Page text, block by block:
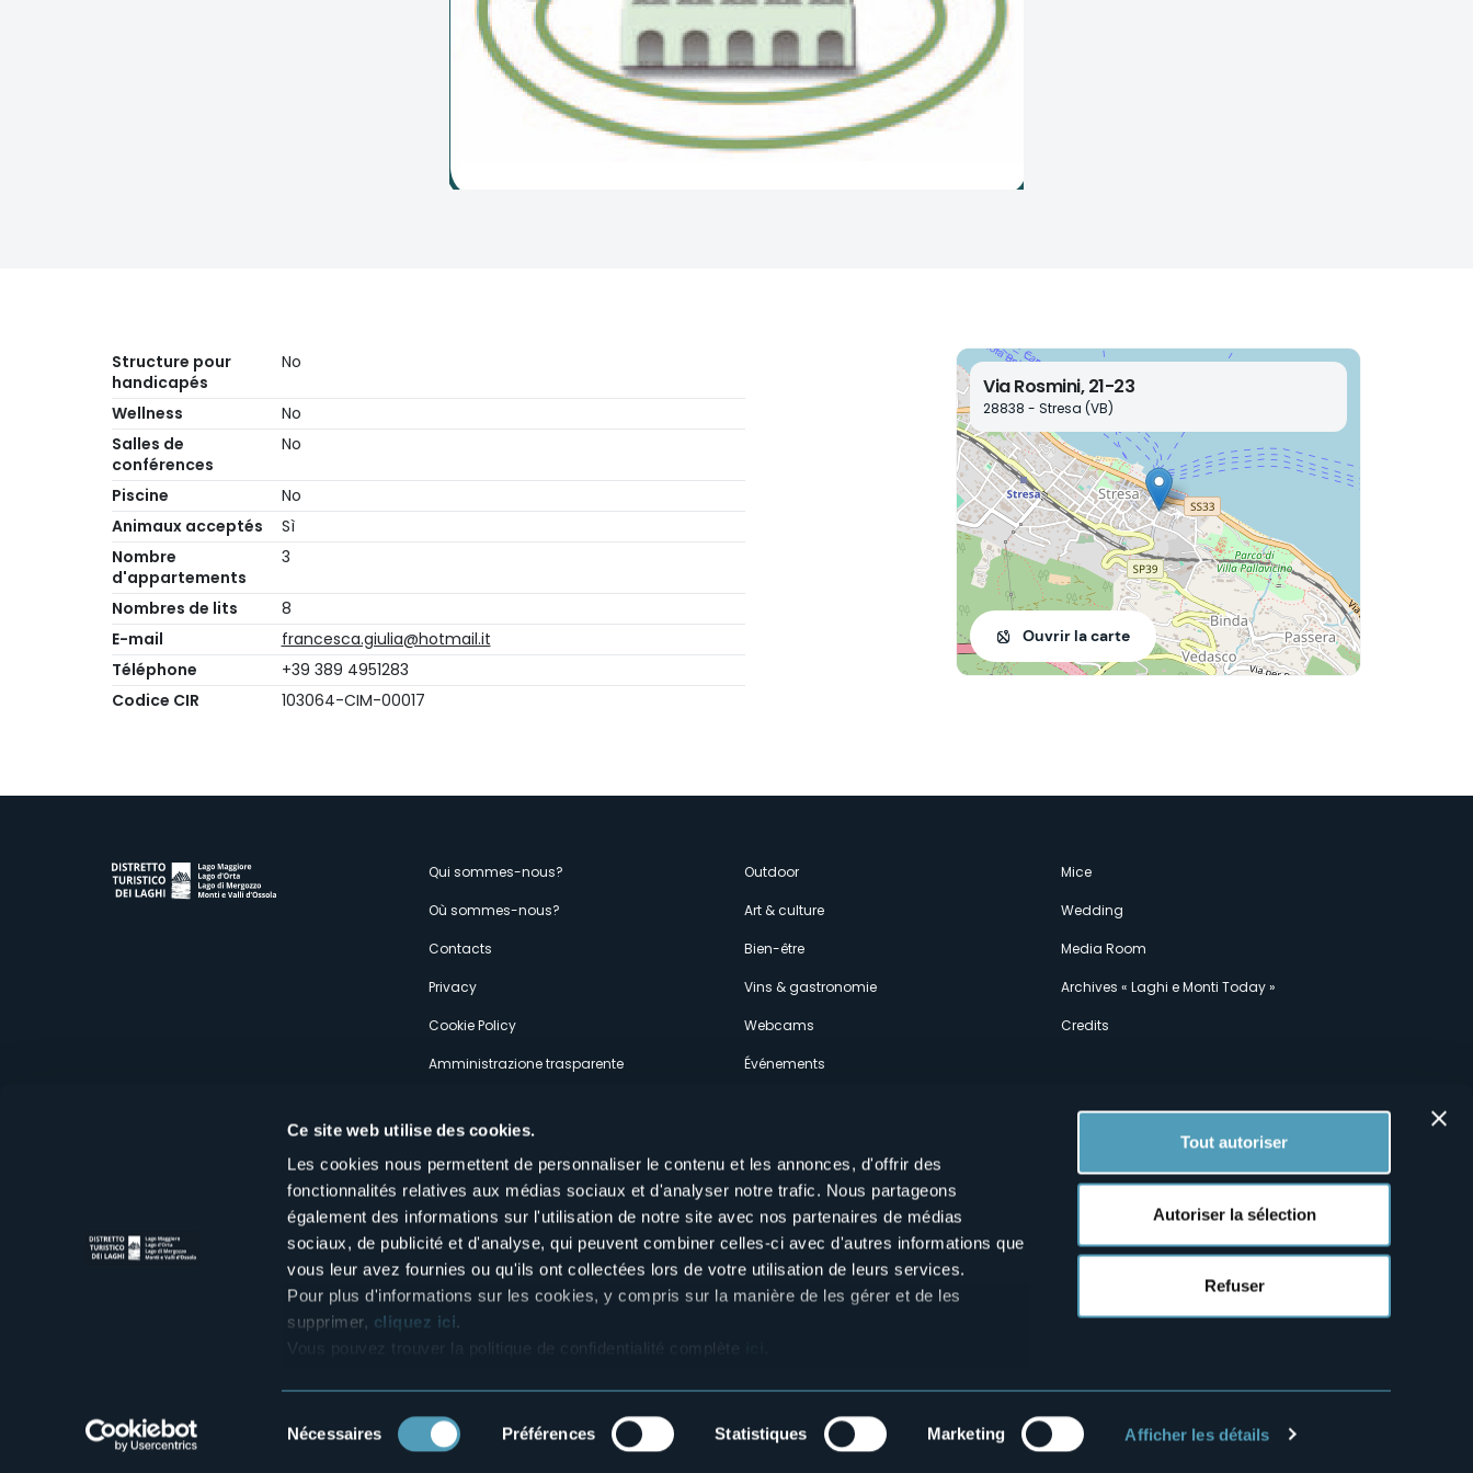
Ce site web utilise des cookies.
Les cookies nous permettent de personnaliser le contenu et les annonces, d'offrir des
fonctionnalités relatives aux médias sociaux et d'analyser notre trafic. Nous partageons
également des informations sur l'utilisation de notre site avec nos partenaires de médias
sociaux, de publicité et d'analyse, qui peuvent combiner celles-ci avec d'autres informations que
vous leur avez fournies ou qu'ils ont collectées lors de votre utilisation de leurs services.
Pour plus d'informations sur les cookies, y compris sur la manière de les gérer et de les
supprimer, cliquez ici.
Vous pouvez trouver la politique de confidentialité complète
du
Nécessaires Préférences Statistiques Marketing Afficher les détails
Tout autoriser
Autoriser la sélection
Refuser
Structure pour
handicapés
No
Wellness
No
Salles de
conférences
No
Piscine
No
Animaux acceptés
Sì
Nombre
d'appartements
3
Nombres de lits
8
E-mail
francesca.giulia@hotmail.it
Téléphone
+39 389 4951283
Codice CIR
103064-CIM-00017
Via Rosmini, 21-23
28838 - Stresa (VB)
Ouvrir la carte
Menù
secondario
Qui sommes-nous?
Où sommes-nous?
Contacts
Privacy
Cookie Policy
Amministrazione trasparente
Outdoor
Art & culture
Bien-être
Vins & gastronomie
Webcams
Événements
Mice
Wedding
Media Room
Archives « Laghi e Monti Today »
Credits
Distretto Turistico dei Laghi Scrl
Sede legale e operativa: Corso Italia 26 - 28838 Stresa VB - Italy
e distrettolaghi@legalmail.it
Suivez-nous sur nos réseaux sociaux